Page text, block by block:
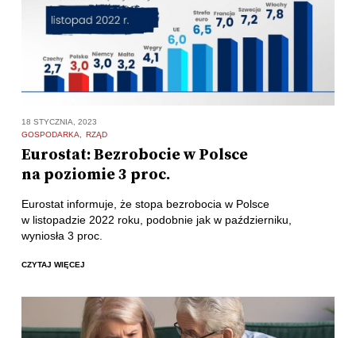
18 STYCZNIA, 2023
GOSPODARKA
RZĄD
Eurostat: Bezrobocie w Polsce
na poziomie 3 proc.
Eurostat informuje, że stopa bezrobocia w Polsce
w listopadzie 2022 roku, podobnie jak w październiku,
wyniosła 3 proc.
CZYTAJ WIĘCEJ